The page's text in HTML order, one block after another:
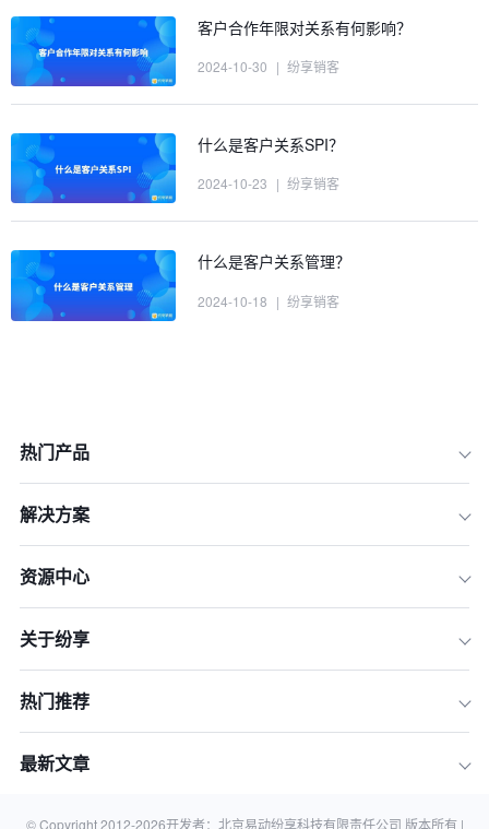
使用什么方法能够做好客户关系管理
客户合作年限对关系有何影响？
2024-10-30 | 纷享销客
什么是客户关系SPI？
2024-10-23 | 纷享销客
什么是客户关系管理？
2024-10-18 | 纷享销客
热门产品
解决方案
资源中心
关于纷享
热门推荐
最新文章
© Copyright 2012-2026开发者：北京易动纷享科技有限责任公司 版本所有 |